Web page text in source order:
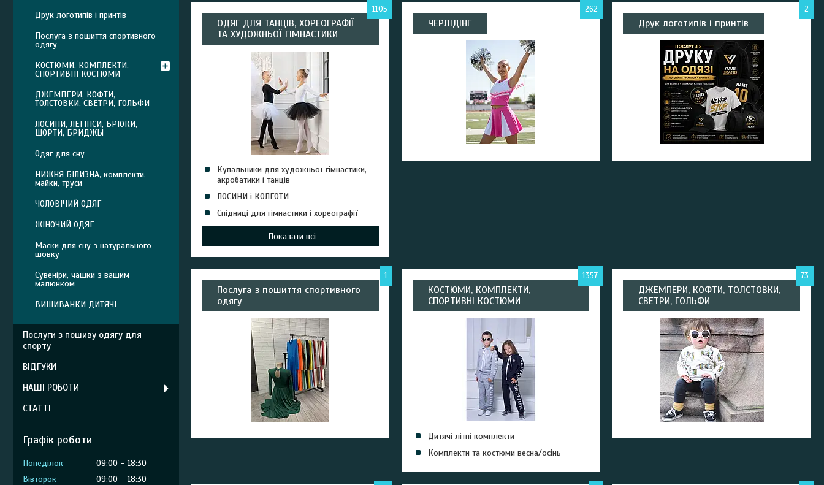
ОДЯГ ДЛЯ ТАНЦІВ, ХОРЕОГРАФІЇ
ТА ХУДОЖНЬОЇ ГІМНАСТИКИ
1105
Купальники для художньої гімнастики,
акробатики і танців
ЛОСИНИ і КОЛГОТИ
Спідниці для гімнастики і хореографії
Показати всі
ЧЕРЛІДІНГ
262
Друк логотипів і принтів
2
Послуга з пошиття спортивного
одягу
1
КОСТЮМИ, КОМПЛЕКТИ,
СПОРТИВНІ КОСТЮМИ
1357
Дитячі літні комплекти
Комплекти та костюми весна/осінь
ДЖЕМПЕРИ, КОФТИ, ТОЛСТОВКИ,
СВЕТРИ, ГОЛЬФИ
73
Друк логотипів і принтів
Послуга з пошиття спортивного
одягу
КОСТЮМИ, КОМПЛЕКТИ,
СПОРТИВНІ КОСТЮМИ
ДЖЕМПЕРИ, КОФТИ,
ТОЛСТОВКИ, СВЕТРИ, ГОЛЬФИ
ЛОСИНИ, ЛЕГІНСИ, БРЮКИ,
ШОРТИ, БРИДЖЫ
Одяг для сну
НИЖНЯ БІЛИЗНА, комплекти,
майки, труси
ЧОЛОВІЧИЙ ОДЯГ
ЖІНОЧИЙ ОДЯГ
Маски для сну з натурального
шовку
Сувеніри, чашки з вашим
малюнком
ВИШИВАНКИ ДИТЯЧІ
Послуги з пошиву одягу для
спорту
ВІДГУКИ
НАШІ РОБОТИ
СТАТТІ
Графік роботи
Понеділок 09:00
18:30
Вівторок
09:00
18:30